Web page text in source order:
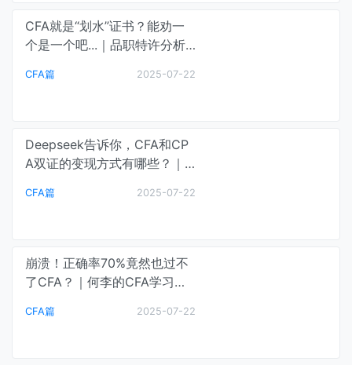
CFA就是“划水”证书？能劝一
个是一个吧...｜品职特许分析
CFA篇 2025-07-22
Deepseek告诉你，CFA和CP
A双证的变现方式有哪些？｜C
CFA篇 2025-07-22
崩溃！正确率70%竟然也过不
了CFA？｜何李的CFA学习课
CFA篇 2025-07-22